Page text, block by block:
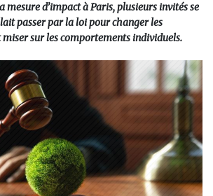
mesure d’impact à Paris, plusieurs invités se
passer par la loi pour changer les
sur les comportements individuels.